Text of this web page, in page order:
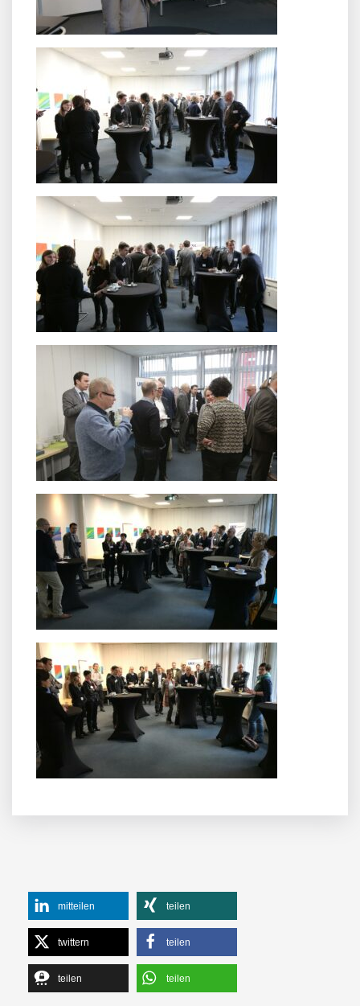
mitteilen teilen
twittern teilen
teilen teilen